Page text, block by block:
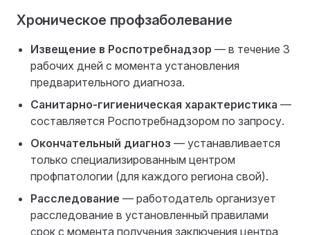
Хроническое профзаболевание
Извещение в Роспотребнадзор — в течение 3
рабочих дней с момента установления
предварительного диагноза.
Санитарно-гигиеническая характеристика —
составляется Роспотребнадзором по запросу.
Окончательный диагноз — устанавливается
только специализированным центром
профпатологии (для каждого региона свой).
Расследование — работодатель организует
расследование в установленный правилами
срок с момента получения заключения центра